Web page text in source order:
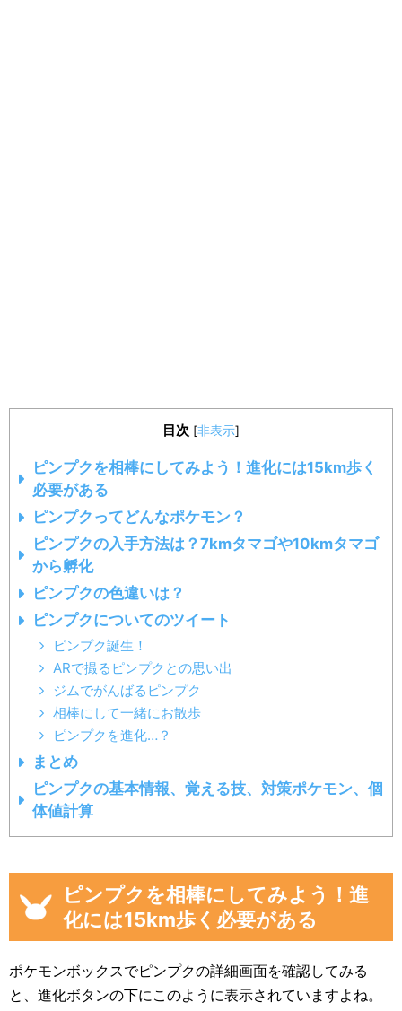
目次 [非表示]
ピンプクを相棒にしてみよう！進化には15km歩く
必要がある
ピンプクってどんなポケモン？
ピンプクの入手方法は？7kmタマゴや10kmタマゴ
から孵化
ピンプクの色違いは？
ピンプクについてのツイート
ピンプク誕生！
ARで撮るピンプクとの思い出
ジムでがんばるピンプク
相棒にして一緒にお散歩
ピンプクを進化…？
まとめ
ピンプクの基本情報、覚える技、対策ポケモン、個
体値計算
ピンプクを相棒にしてみよう！進
化には15km歩く必要がある
ポケモンボックスでピンプクの詳細画面を確認してみる
と、進化ボタンの下にこのように表示されていますよね。